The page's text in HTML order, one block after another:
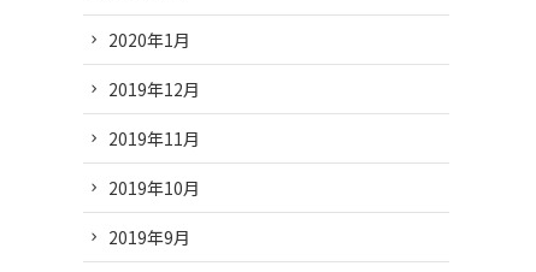
2020年1月
2019年12月
2019年11月
2019年10月
2019年9月